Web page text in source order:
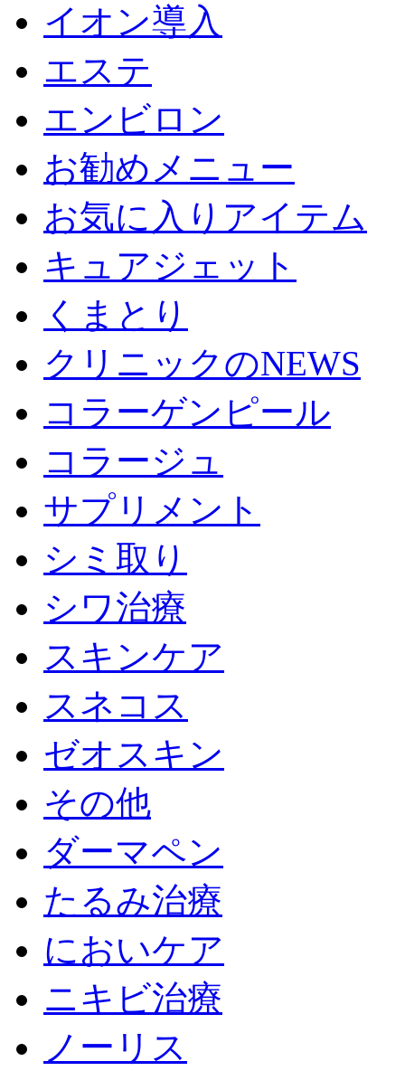
イオン導入
エステ
エンビロン
お勧めメニュー
お気に入りアイテム
キュアジェット
くまとり
クリニックのNEWS
コラーゲンピール
コラージュ
サプリメント
シミ取り
シワ治療
スキンケア
スネコス
ゼオスキン
その他
ダーマペン
たるみ治療
においケア
ニキビ治療
ノーリス